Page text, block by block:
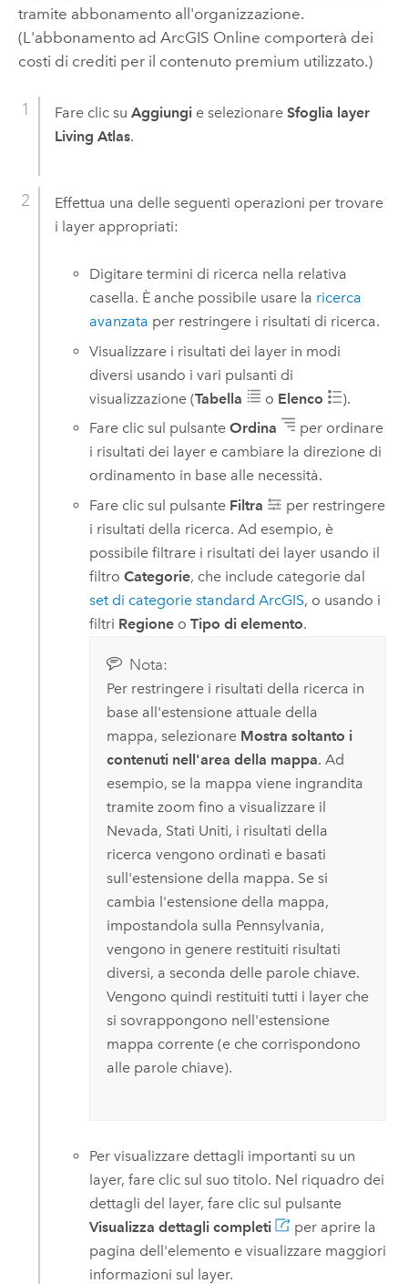
tramite abbonamento all'organizzazione.
(L'abbonamento ad ArcGIS Online comporterà dei
costi di crediti per il contenuto premium utilizzato.)
Fare clic su Aggiungie selezionare Sfoglia layer
Living Atlas.
Effettua una delle seguenti operazioni per trovare
i layer appropriati:
Digitare termini di ricerca nella relativa
casella. È anche possibile usare la ricerca
avanzata per restringere i risultati di ricerca.
Visualizzare i risultati dei layer in modi
diversi usando i vari pulsanti di
visualizzazione (Tabella o Elenco
).
Fare clic sul pulsanteOrdina
per ordinare
i risultati dei layer e cambiare la direzione di
ordinamento in base alle necessità.
Fare clic sul pulsante Filtra
per restringere
i risultati della ricerca. Ad esempio, è
possibile filtrare i risultati dei layer usando il
filtroCategorie, che include categorie dal
set di categorie standard ArcGIS, o usando i
filtri Regione oTipo di elemento.
Nota:
Per restringere i risultati della ricerca in
base all'estensione attuale della
mappa, selezionare Mostra soltanto i
contenuti nell'area della mappa. Ad
esempio, se la mappa viene ingrandita
tramite zoom fino a visualizzare il
Nevada, Stati Uniti, i risultati della
ricerca vengono ordinati e basati
sull'estensione della mappa. Se si
cambia l'estensione della mappa,
impostandola sulla Pennsylvania,
vengono in genere restituiti risultati
diversi, a seconda delle parole chiave.
Vengono quindi restituiti tutti i layer che
si sovrappongono nell'estensione
mappa corrente (e che corrispondono
alle parole chiave).
Per visualizzare dettagli importanti su un
layer, fare clic sul suo titolo. Nel riquadro dei
dettagli del layer, fare clic sul pulsante
Visualizza dettagli completi
per aprire la
pagina dell'elemento e visualizzare maggiori
informazioni sul layer.